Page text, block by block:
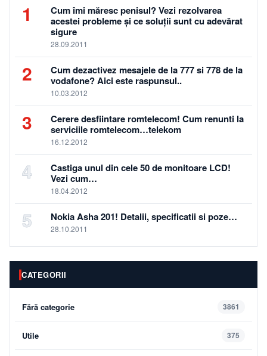
1
Cum îmi măresc penisul? Vezi rezolvarea
acestei probleme și ce soluții sunt cu adevărat
sigure
28.09.2011
2
Cum dezactivez mesajele de la 777 si 778 de la
vodafone? Aici este raspunsul..
10.03.2012
3
Cerere desfiintare romtelecom! Cum renunti la
serviciile romtelecom…telekom
16.12.2012
4
Castiga unul din cele 50 de monitoare LCD!
Vezi cum…
18.04.2012
5 Nokia Asha 201! Detalii, specificatii si poze…
28.10.2011
CATEGORII
Fără categorie 3861
Utile 375